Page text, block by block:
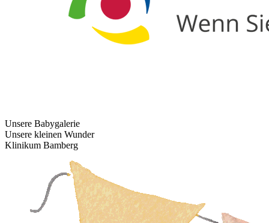
Unsere Babygalerie
Unsere kleinen Wunder
Klinikum Bamberg